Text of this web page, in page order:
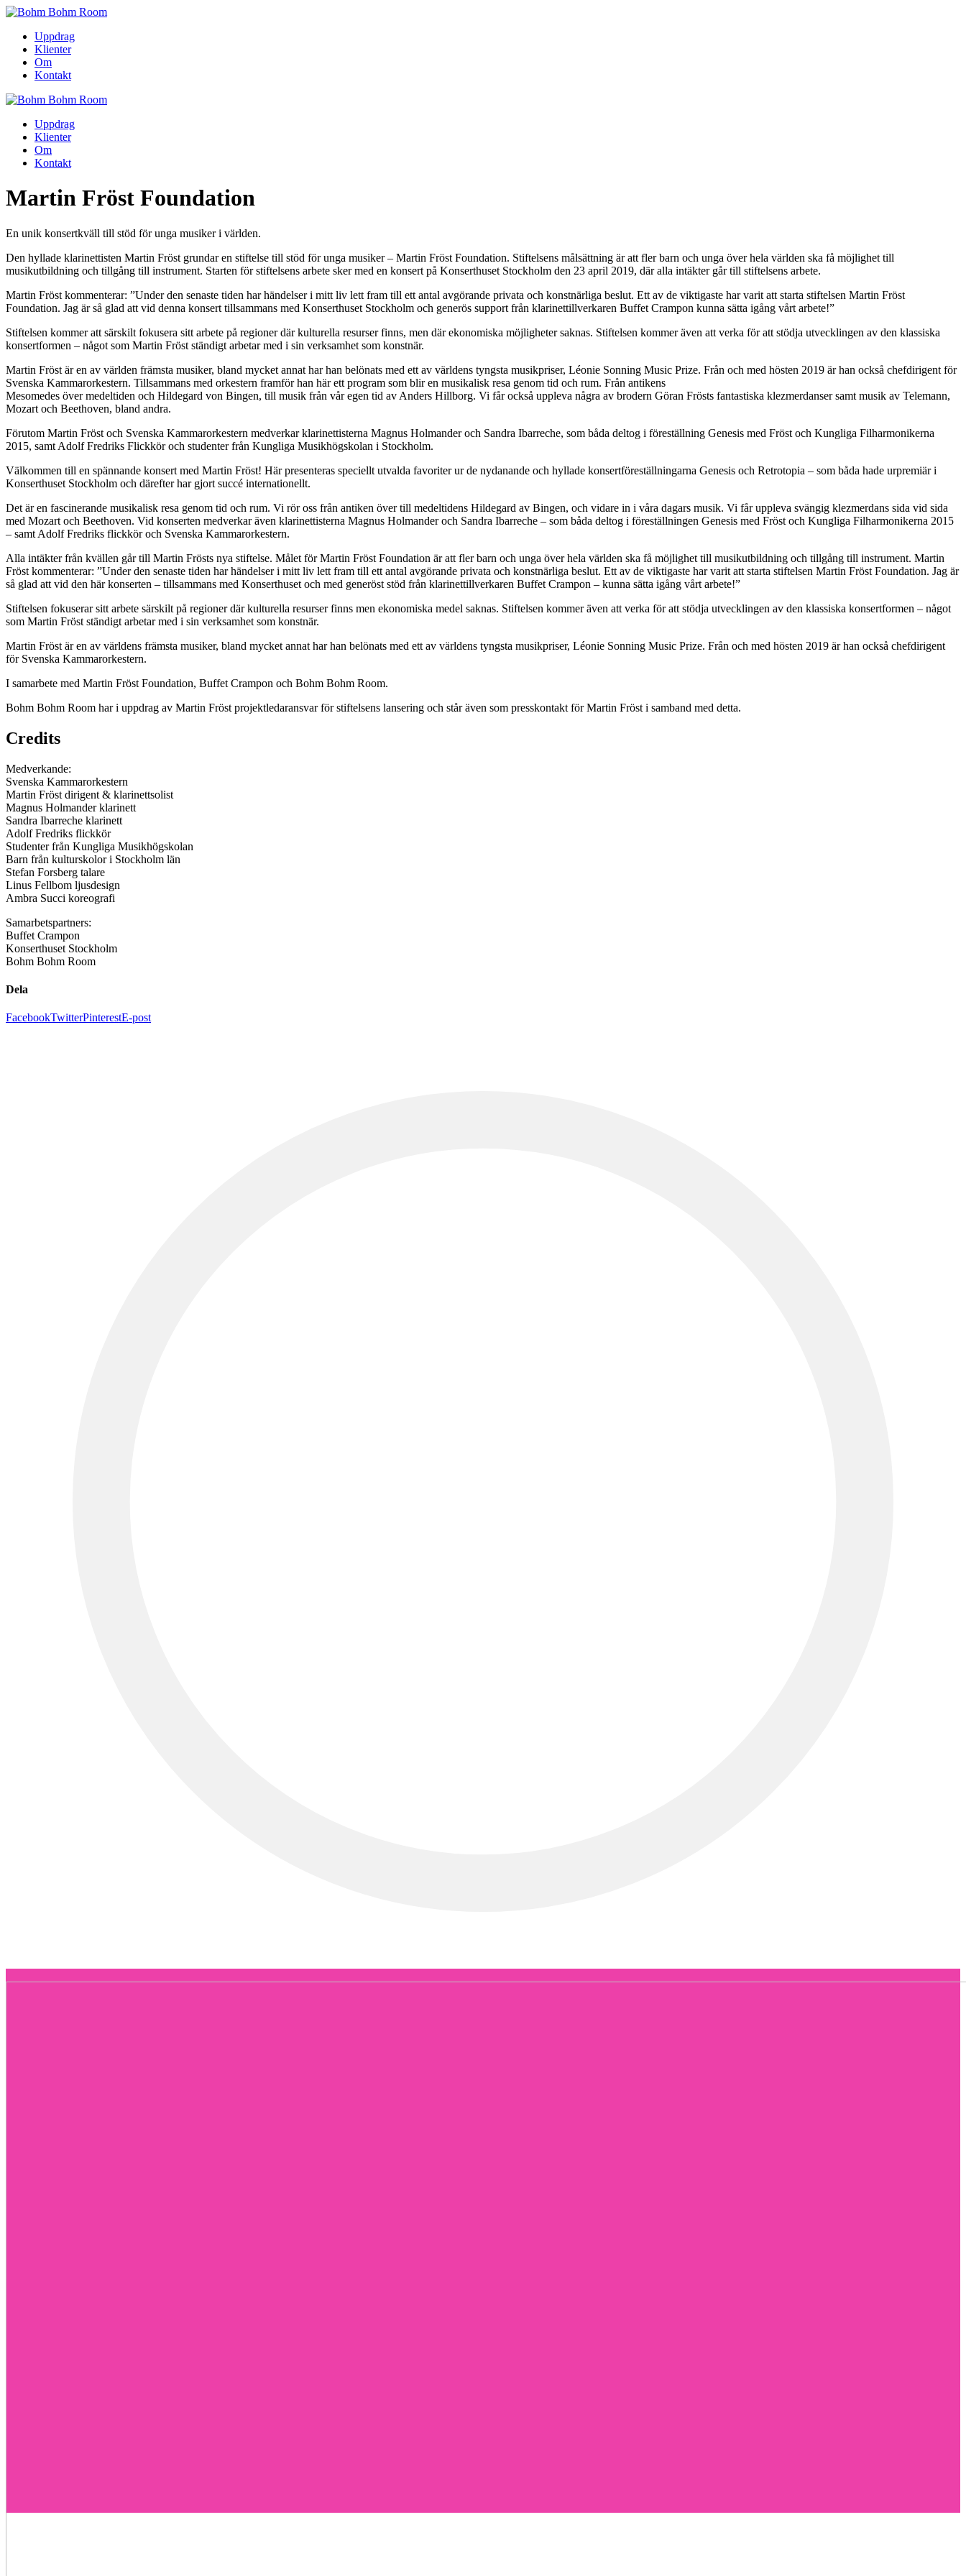
Uppdrag
Klienter
Om
Kontakt
Uppdrag
Klienter
Om
Kontakt
Martin Fröst Foundation
En unik konsertkväll till stöd för unga musiker i världen.
Den hyllade klarinettisten Martin Fröst grundar en stiftelse till stöd för unga musiker – Martin Fröst Foundation. Stiftelsens målsättning är att fler barn och unga över hela världen ska få möjlighet till
musikutbildning och tillgång till instrument. Starten för stiftelsens arbete sker med en konsert på Konserthuset Stockholm den 23 april 2019, där alla intäkter går till stiftelsens arbete.
Martin Fröst kommenterar: ”Under den senaste tiden har händelser i mitt liv lett fram till ett antal avgörande privata och konstnärliga beslut. Ett av de viktigaste har varit att starta stiftelsen Martin Fröst
Foundation. Jag är så glad att vid denna konsert tillsammans med Konserthuset Stockholm och generös support från klarinettillverkaren Buffet Crampon kunna sätta igång vårt arbete!”
Stiftelsen kommer att särskilt fokusera sitt arbete på regioner där kulturella resurser finns, men där ekonomiska möjligheter saknas. Stiftelsen kommer även att verka för att stödja utvecklingen av den klassiska
konsertformen – något som Martin Fröst ständigt arbetar med i sin verksamhet som konstnär.
Martin Fröst är en av världen främsta musiker, bland mycket annat har han belönats med ett av världens tyngsta musikpriser, Léonie Sonning Music Prize. Från och med hösten 2019 är han också chefdirigent för
Svenska Kammarorkestern. Tillsammans med orkestern framför han här ett program som blir en musikalisk resa genom tid och rum. Från antikens
Mesomedes över medeltiden och Hildegard von Bingen, till musik från vår egen tid av Anders Hillborg. Vi får också uppleva några av brodern Göran Frösts fantastiska klezmerdanser samt musik av Telemann,
Mozart och Beethoven, bland andra.
Förutom Martin Fröst och Svenska Kammarorkestern medverkar klarinettisterna Magnus Holmander och Sandra Ibarreche, som båda deltog i föreställning Genesis med Fröst och Kungliga Filharmonikerna
2015, samt Adolf Fredriks Flickkör och studenter från Kungliga Musikhögskolan i Stockholm.
Välkommen till en spännande konsert med Martin Fröst! Här presenteras speciellt utvalda favoriter ur de nydanande och hyllade konsertföreställningarna Genesis och Retrotopia – som båda hade urpremiär i
Konserthuset Stockholm och därefter har gjort succé internationellt.
Det är en fascinerande musikalisk resa genom tid och rum. Vi rör oss från antiken över till medeltidens Hildegard av Bingen, och vidare in i våra dagars musik. Vi får uppleva svängig klezmerdans sida vid sida
med Mozart och Beethoven. Vid konserten medverkar även klarinettisterna Magnus Holmander och Sandra Ibarreche – som båda deltog i föreställningen Genesis med Fröst och Kungliga Filharmonikerna 2015
– samt Adolf Fredriks flickkör och Svenska Kammarorkestern.
Alla intäkter från kvällen går till Martin Frösts nya stiftelse. Målet för Martin Fröst Foundation är att fler barn och unga över hela världen ska få möjlighet till musikutbildning och tillgång till instrument. Martin
Fröst kommenterar: ”Under den senaste tiden har händelser i mitt liv lett fram till ett antal avgörande privata och konstnärliga beslut. Ett av de viktigaste har varit att starta stiftelsen Martin Fröst Foundation. Jag är
så glad att vid den här konserten – tillsammans med Konserthuset och med generöst stöd från klarinettillverkaren Buffet Crampon – kunna sätta igång vårt arbete!”
Stiftelsen fokuserar sitt arbete särskilt på regioner där kulturella resurser finns men ekonomiska medel saknas. Stiftelsen kommer även att verka för att stödja utvecklingen av den klassiska konsertformen – något
som Martin Fröst ständigt arbetar med i sin verksamhet som konstnär.
Martin Fröst är en av världens främsta musiker, bland mycket annat har han belönats med ett av världens tyngsta musikpriser, Léonie Sonning Music Prize. Från och med hösten 2019 är han också chefdirigent
för Svenska Kammarorkestern.
I samarbete med Martin Fröst Foundation, Buffet Crampon och Bohm Bohm Room.
Bohm Bohm Room har i uppdrag av Martin Fröst projektledaransvar för stiftelsens lansering och står även som presskontakt för Martin Fröst i samband med detta.
Credits
Medverkande:
Svenska Kammarorkestern
Martin Fröst dirigent & klarinettsolist
Magnus Holmander klarinett
Sandra Ibarreche klarinett
Adolf Fredriks flickkör
Studenter från Kungliga Musikhögskolan
Barn från kulturskolor i Stockholm län
Stefan Forsberg talare
Linus Fellbom ljusdesign
Ambra Succi koreografi
Samarbetspartners:
Buffet Crampon
Konserthuset Stockholm
Bohm Bohm Room
Dela
FacebookTwitterPinterestE-post